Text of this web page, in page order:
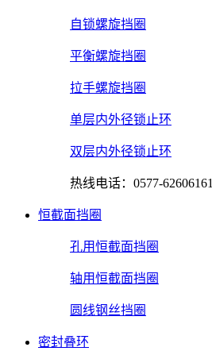
自锁螺旋挡圈
平衡螺旋挡圈
拉手螺旋挡圈
单层内外径锁止环
双层内外径锁止环
热线电话：0577-62606161
恒截面挡圈
孔用恒截面挡圈
轴用恒截面挡圈
圆线钢丝挡圈
密封叠环